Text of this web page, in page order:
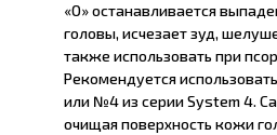
«О» останавливается
головы, исчезает зуд,
также использовать при
Рекомендуется
или №4 из серии System 4.
очищая поверхность кожи